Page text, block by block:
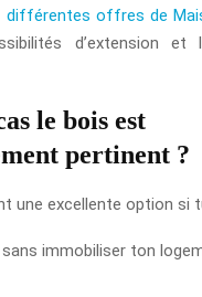
différentes offres de
d’extension et
le bois est
pertinent ?
une excellente option si
sans immobiliser ton